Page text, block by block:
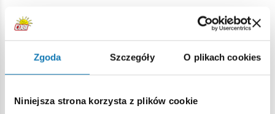
Zgoda Szczegóły O plikach cookies
Niniejsza strona korzysta z plików cookie
Opis
Lokalizacja produktu: